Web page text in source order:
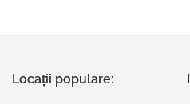
Locații populare: